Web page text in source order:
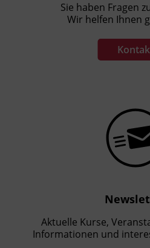
Sie haben Fragen
Wir helfen Ihnen
Aktuelle Kurse,
Informationen und